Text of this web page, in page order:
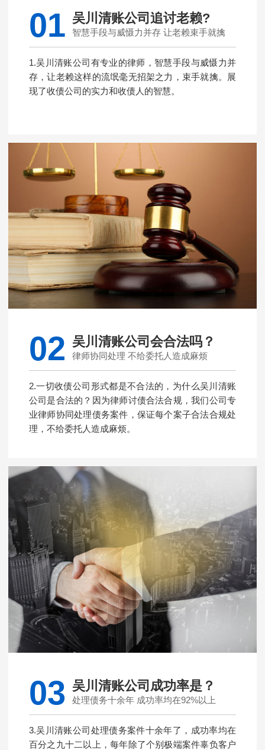
01 吴川清账公司追讨老赖?
智慧手段与威慑力并存 让老赖束手就擒
1.吴川清账公司有专业的律师，智慧手段与威慑力并
存，让老赖这样的流氓毫无招架之力，束手就擒。展
现了收债公司的实力和收债人的智慧。
02 吴川清账公司会合法吗？
律师协同处理 不给委托人造成麻烦
2.一切收债公司形式都是不合法的，为什么吴川清账
公司是合法的？因为律师讨债合法合规，我们公司专
业律师协同处理债务案件，保证每个案子合法合规处
理，不给委托人造成麻烦。
03 吴川清账公司成功率是？
处理债务十余年 成功率均在92%以上
3.吴川清账公司处理债务案件十余年了，成功率均在
百分之九十二以上，每年除了个别极端案件辜负客户